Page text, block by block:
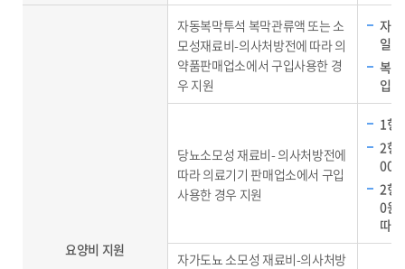
요양비 지원
자동복막투석 복막관류액 또는 소
모성재료비-의사처방전에 따라 의
약품판매업소에서 구입사용한 경
우 지원
자
일
복
입
당뇨소모성 재료비- 의사처방전에
따라 의료기기 판매업소에서 구입
사용한 경우 지원
1형
2형
00원
2형
0원
따
자가도뇨 소모성 재료비-의사처방